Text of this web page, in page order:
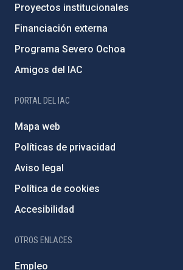
Proyectos institucionales
Financiación externa
Programa Severo Ochoa
Amigos del IAC
PORTAL DEL IAC
Mapa web
Políticas de privacidad
Aviso legal
Política de cookies
Accesibilidad
OTROS ENLACES
Empleo